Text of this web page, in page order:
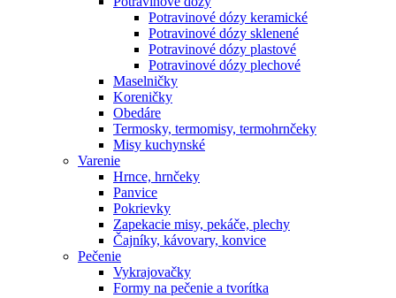
Potravinové dózy keramické
Potravinové dózy sklenené
Potravinové dózy plastové
Potravinové dózy plechové
Maselničky
Koreničky
Obedáre
Termosky, termomisy, termohrnčeky
Misy kuchynské
Varenie
Hrnce, hrnčeky
Panvice
Pokrievky
Zapekacie misy, pekáče, plechy
Čajníky, kávovary, konvice
Pečenie
Vykrajovačky
Formy na pečenie a tvorítka